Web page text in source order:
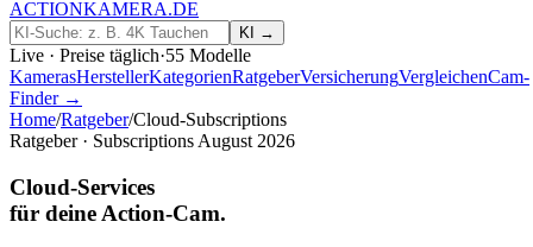
ACTIONKAMERA.DE
KI →
Live · Preise täglich·55 Modelle
KamerasHerstellerKategorienRatgeberVersicherungVergleichenCam-
Finder →
Home/Ratgeber/Cloud-Subscriptions
Ratgeber · Subscriptions August 2026
Cloud-Services
für deine Action-Cam.